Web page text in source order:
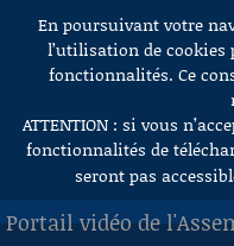
Aller au contenu
En poursuivant votre
l’utilisation de cookies
fonctionnalités. Ce
ATTENTION : si vous
fonctionnalités de
seront pas
Portail vidéo de